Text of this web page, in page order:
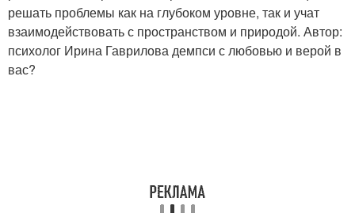
решать проблемы как на глубоком уровне, так и учат
взаимодействовать с пространством и природой. Автор:
психолог Ирина Гаврилова демпси с любовью и верой в
вас?